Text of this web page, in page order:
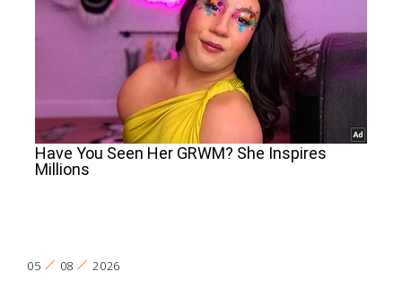
05 08 2026